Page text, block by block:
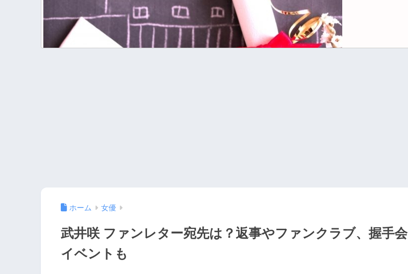
ホーム 女優
武井咲 ファンレター宛先は？返事やファンクラブ、握手会
イベントも